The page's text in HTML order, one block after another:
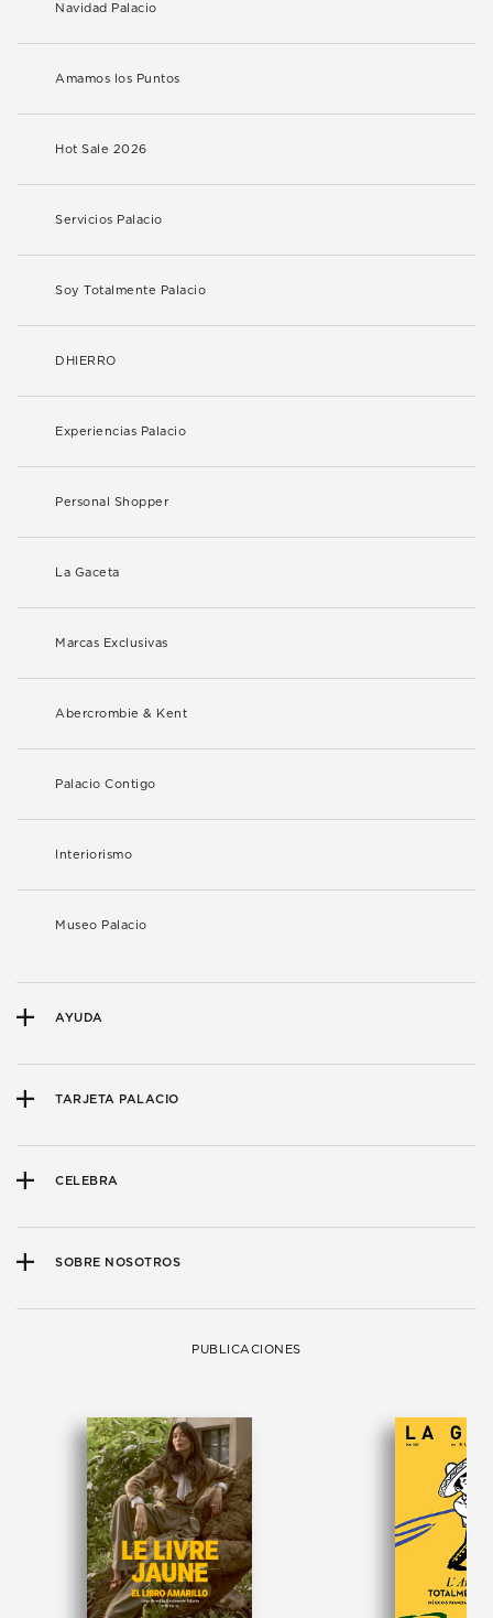
Navidad Palacio
Amamos los Puntos
Hot Sale 2026
Servicios Palacio
Soy Totalmente Palacio
DHIERRO
Experiencias Palacio
Personal Shopper
La Gaceta
Marcas Exclusivas
Abercrombie & Kent
Palacio Contigo
Interiorismo
Museo Palacio
AYUDA
TARJETA PALACIO
CELEBRA
SOBRE NOSOTROS
PUBLICACIONES